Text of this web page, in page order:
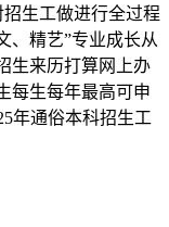
招生工做进行全过程
、精艺”专业成长从
生来历打算网上办
每生每年最高可申
年通俗本科招生工